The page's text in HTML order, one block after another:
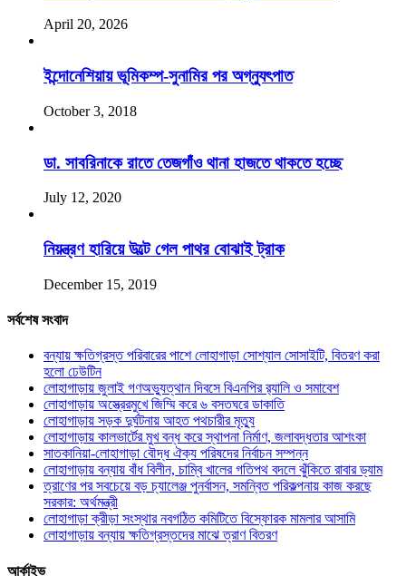
April 20, 2026
ইন্দোনেশিয়ায় ভূমিকম্প-সুনামির পর অগ্ন্যুৎপাত
October 3, 2018
ডা. সাবরিনাকে রাতে তেজগাঁও থানা হাজতে থাকতে হচ্ছে
July 12, 2020
নিয়ন্ত্রণ হারিয়ে উল্টে গেল পাথর বোঝাই ট্রাক
December 15, 2019
সর্বশেষ সংবাদ
বন্যায় ক্ষতিগ্রস্ত পরিবারের পাশে লোহাগাড়া সোশ্যাল সোসাইটি, বিতরণ করা
হলো ঢেউটিন
লোহাগাড়ায় জুলাই গণঅভ্যুত্থান দিবসে বিএনপির র‌্যালি ও সমাবেশ
লোহাগাড়ায় অস্ত্রেরমুখে জিম্মি করে ৬ বসতঘরে ডাকাতি
লোহাগাড়ায় সড়ক দুর্ঘটনায় আহত পথচারীর মৃত্যু
লোহাগাড়ায় কালভার্টের মুখ বন্ধ করে স্থাপনা নির্মাণ, জলাবদ্ধতার আশংকা
সাতকানিয়া-লোহাগাড়া বৌদ্ধ ঐক্য পরিষদের নির্বাচন সম্পন্ন
লোহাগাড়ায় বন্যায় বাঁধ বিলীন, চাম্বি খালের গতিপথ বদলে ঝুঁকিতে রাবার ড্যাম
ত্রাণের পর সবচেয়ে বড় চ্যালেঞ্জ পুনর্বাসন, সমন্বিত পরিকল্পনায় কাজ করছে
সরকার: অর্থমন্ত্রী
লোহাগাড়া ক্রীড়া সংস্থার নবগঠিত কমিটিতে বিস্ফোরক মামলার আসামি
লোহাগাড়ায় বন্যায় ক্ষতিগ্রস্তদের মাঝে ত্রাণ বিতরণ
আর্কাইভ